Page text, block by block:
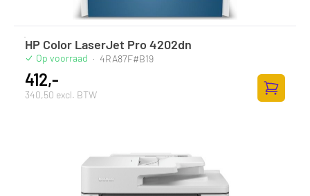
HP Color LaserJet Pro 4202dn
Op voorraad · 4RA87F#B19
412,-
340,50 excl. BTW
Zum